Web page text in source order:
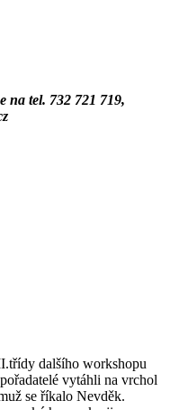
na tel. 732 721 719,
dalšího workshopu
vytáhli na vrchol
se říkalo Nevděk.